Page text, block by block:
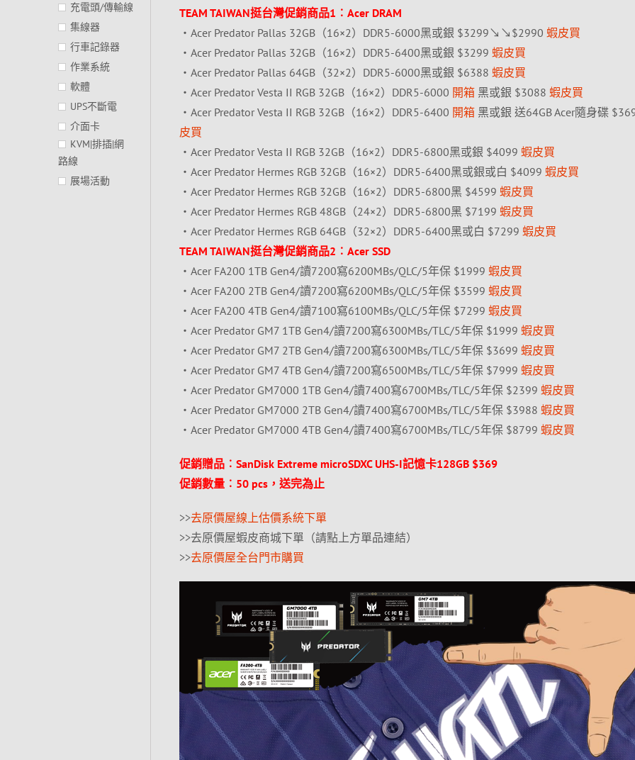
TEAM TAIWAN挺台灣促銷商品1︰Acer DRAM
‧Acer Predator Pallas 32GB（16×2）DDR5-6000黑或銀 $3299↘↘$2990 蝦皮買
‧Acer Predator Pallas 32GB（16×2）DDR5-6400黑或銀 $3299 蝦皮買
‧Acer Predator Pallas 64GB（32×2）DDR5-6000黑或銀 $6388 蝦皮買
‧Acer Predator Vesta II RGB 32GB（16×2）DDR5-6000 開箱黑或銀 $3088 蝦皮買
‧Acer Predator Vesta II RGB 32GB（16×2）DDR5-6400 開箱黑或銀 送64GB Acer隨身碟
皮買
‧Acer Predator Vesta II RGB 32GB（16×2）DDR5-6800黑或銀 $4099 蝦皮買
‧Acer Predator Hermes RGB 32GB（16×2）DDR5-6400黑或銀或白 $4099 蝦皮買
‧Acer Predator Hermes RGB 32GB（16×2）DDR5-6800黑 $4599 蝦皮買
‧Acer Predator Hermes RGB 48GB（24×2）DDR5-6800黑 $7199 蝦皮買
‧Acer Predator Hermes RGB 64GB（32×2）DDR5-6400黑或白 $7299 蝦皮買
TEAM TAIWAN挺台灣促銷商品2︰Acer SSD
‧Acer FA200 1TB Gen4/讀7200寫6200MBs/QLC/5年保 $1999 蝦皮買
‧Acer FA200 2TB Gen4/讀7200寫6200MBs/QLC/5年保 $3599 蝦皮買
‧Acer FA200 4TB Gen4/讀7100寫6100MBs/QLC/5年保 $7299 蝦皮買
‧Acer Predator GM7 1TB Gen4/讀7200寫6300MBs/TLC/5年保 $1999 蝦皮買
‧Acer Predator GM7 2TB Gen4/讀7200寫6300MBs/TLC/5年保 $3699 蝦皮買
‧Acer Predator GM7 4TB Gen4/讀7200寫6500MBs/TLC/5年保 $7999 蝦皮買
‧Acer Predator GM7000 1TB Gen4/讀7400寫6700MBs/TLC/5年保 $2399 蝦皮買
‧Acer Predator GM7000 2TB Gen4/讀7400寫6700MBs/TLC/5年保 $3988 蝦皮買
‧Acer Predator GM7000 4TB Gen4/讀7400寫6700MBs/TLC/5年保 $8799 蝦皮買
促銷贈品︰SanDisk Extreme microSDXC UHS-I記憶卡128GB $369
促銷數量︰50 pcs，送完為止
>>去原價屋線上估價系統下單
>>去原價屋蝦皮商城下單（請點上方單品連結）
>>去原價屋全台門市購買
充電頭/傳輸線
集線器
行車記錄器
作業系統
軟體
UPS不斷電
介面卡
KVM|排插|網
路線
展場活動